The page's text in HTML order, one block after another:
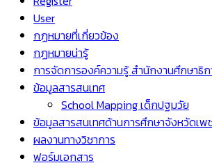
User
กฏหมายที่เกี่ยวข้อง
กฏหมายน่ารู้
การจัดการองค์ความรู้ สำนักงานศึกษาธิ
ข้อมูลสารสนเทศ
School Mapping เด็กปฐมวัย
ข้อมูลสารสนเทศด้านการศึกษาจังหวัดเพ
ผลงานทางวิชาการ
ฟอร์มเอกสาร